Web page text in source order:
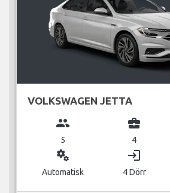
VOLKSWAGEN JETTA
group
5
business_center
4
miscellaneous_services
Automatisk
login
4 Dörr